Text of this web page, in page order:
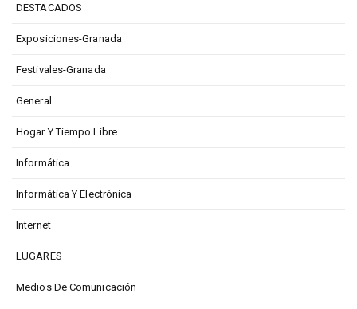
DESTACADOS
Exposiciones-Granada
Festivales-Granada
General
Hogar Y Tiempo Libre
Informática
Informática Y Electrónica
Internet
LUGARES
Medios De Comunicación